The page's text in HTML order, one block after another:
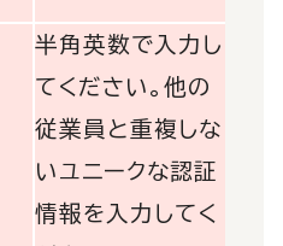
半角英数で入力し
てください。他の
従業員と重複しな
いユニークな認証
情報を入力してく